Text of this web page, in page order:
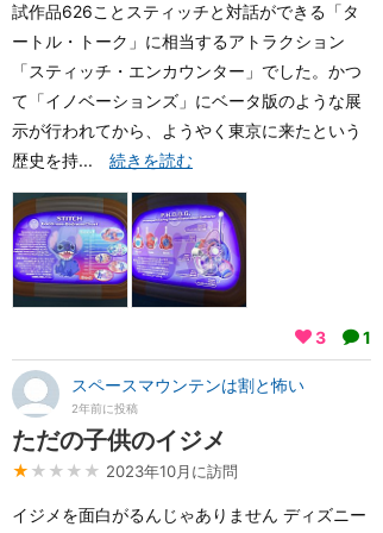
試作品626ことスティッチと対話ができる「タ
ートル・トーク」に相当するアトラクション
「スティッチ・エンカウンター」でした。かつ
て「イノベーションズ」にベータ版のような展
示が行われてから、ようやく東京に来たという
歴史を持... 続きを読む
3 1
スペースマウンテンは割と怖い
2年前に投稿
ただの子供のイジメ
★ ★★★★ 2023年10月に訪問
イジメを面白がるんじゃありません ディズニー